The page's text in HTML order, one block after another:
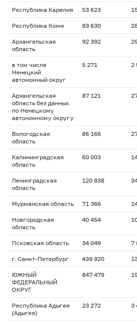
Республика Карелия 53 623
Республика Коми 83 630
Архангельская
область
92 392
в том числе
Ненецкий
автономный округ
5 271 2
Архангельская
область без данных
по Ненецкому
автономному округу
87 121
Вологодская
область
86 166
Калининградская
область
60 003
Ленинградская
область
120 838
Мурманская область 71 366
Новгородская
область
40 454
Псковская область 34 049 7
г. Санкт-Петербург 439 920
ЮЖНЫЙ
ФЕДЕРАЛЬНЫЙ
ОКРУГ
847 479
Республика Адыгея
(Адыгея)
23 272 3